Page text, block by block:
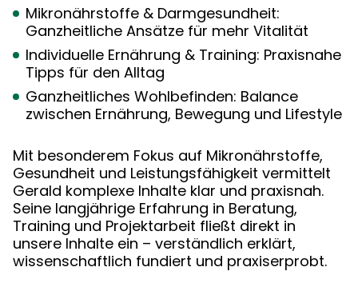
Mikronährstoffe & Darmgesundheit:
Ganzheitliche Ansätze für mehr Vitalität
Individuelle Ernährung & Training: Praxisnahe
Tipps für den Alltag
Ganzheitliches Wohlbefinden: Balance
zwischen Ernährung, Bewegung und Lifestyle
Mit besonderem Fokus auf Mikronährstoffe,
Gesundheit und Leistungsfähigkeit vermittelt
Gerald komplexe Inhalte klar und praxisnah.
Seine langjährige Erfahrung in Beratung,
Training und Projektarbeit fließt direkt in
unsere Inhalte ein – verständlich erklärt,
wissenschaftlich fundiert und praxiserprobt.